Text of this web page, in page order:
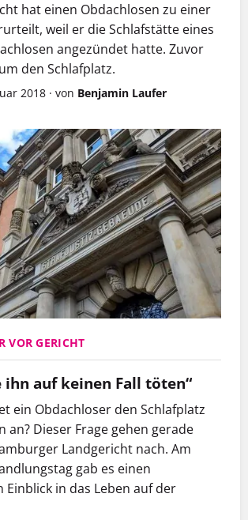
hat einen Obdachlosen zu einer
weil er die Schlafstätte eines
angezündet hatte. Zuvor
den Schlafplatz.
2018 · von Benjamin Laufer
VOR GERICHT
auf keinen Fall töten“
ein Obdachloser den Schlafplatz
an? Dieser Frage gehen gerade
Landgericht nach. Am
gab es einen
Einblick in das Leben auf der